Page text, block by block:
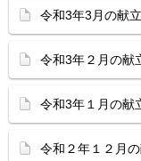
令和3年3月の献立
令和3年２月の献
令和3年１月の献
令和２年１２月